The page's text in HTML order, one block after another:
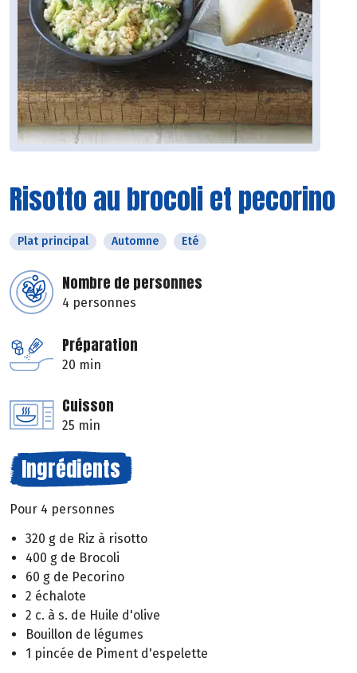
Risotto au brocoli et pecorino
Plat principal Automne Eté
Nombre de personnes
4 personnes
Préparation
20 min
Cuisson
25 min
Ingrédients
Pour 4 personnes
320 g de Riz à risotto
400 g de Brocoli
60 g de Pecorino
2 échalote
2 c. à s. de Huile d'olive
Bouillon de légumes
1 pincée de Piment d'espelette